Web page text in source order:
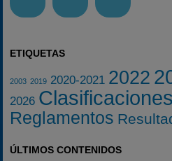
ETIQUETAS
2003 2019 2020-2021 2022
2026 Clasificaciones
Reglamentos
ÚLTIMOS CONTENIDOS